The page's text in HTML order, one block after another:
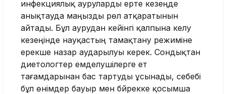
инфекциялық ауруларды ерте кезеңде
анықтауда маңызды рөл атқаратынын
айтады. Бұл аурудан кейінгі қалпына келу
кезеңінде науқастың тамақтану режиміне
ерекше назар аударылуы керек. Сондықтан
диетологтер емделушілерге ет
тағамдарынан бас тартуды ұсынады, себебі
бұл өнімдер бауыр мен бүйрекке қосымша